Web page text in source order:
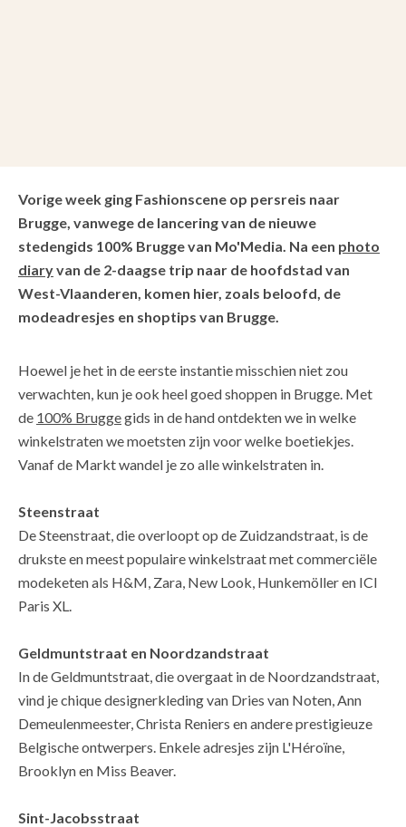
Vorige week ging Fashionscene op persreis naar
Brugge, vanwege de lancering van de nieuwe
stedengids 100% Brugge van Mo'Media. Na een photo
diaryvan de 2-daagse trip naar de hoofdstad van
West-Vlaanderen, komen hier, zoals beloofd, de
modeadresjes en shoptips van Brugge.
Hoewel je het in de eerste instantie misschien niet zou
verwachten, kun je ook heel goed shoppen in Brugge. Met
de 100% Bruggegids in de hand ontdekten we in welke
winkelstraten we moetsten zijn voor welke boetiekjes.
Vanaf de Markt wandel je zo alle winkelstraten in.
Steenstraat
De Steenstraat, die overloopt op de Zuidzandstraat, is de
drukste en meest populaire winkelstraat met commerciële
modeketen als H&M, Zara, New Look, Hunkemöller en ICI
Paris XL.
Geldmuntstraat en Noordzandstraat
In de Geldmuntstraat, die overgaat in de Noordzandstraat,
vind je chique designerkleding van Dries van Noten, Ann
Demeulenmeester, Christa Reniers en andere prestigieuze
Belgische ontwerpers. Enkele adresjes zijn L'Héroïne,
Brooklyn en Miss Beaver.
Sint-Jacobsstraat